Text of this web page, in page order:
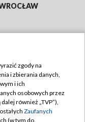
zgody na
i zbierania danych,
i ich
osobowych przez
również „TVP”),
Zaufanych
(w tym do